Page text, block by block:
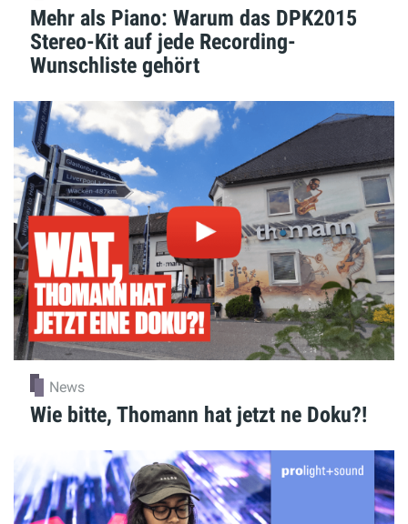
Mehr als Piano: Warum das DPK2015
Stereo-Kit auf jede Recording-
Wunschliste gehört
News
Wie bitte, Thomann hat jetzt ne Doku?!